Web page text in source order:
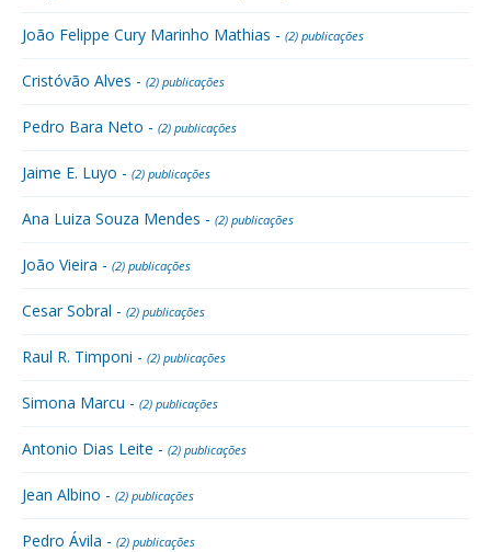
João Felippe Cury Marinho Mathias - (2) publicações
Cristóvão Alves - (2) publicações
Pedro Bara Neto - (2) publicações
Jaime E. Luyo - (2) publicações
Ana Luiza Souza Mendes - (2) publicações
João Vieira - (2) publicações
Cesar Sobral - (2) publicações
Raul R. Timponi - (2) publicações
Simona Marcu - (2) publicações
Antonio Dias Leite - (2) publicações
Jean Albino - (2) publicações
Pedro Ávila - (2) publicações